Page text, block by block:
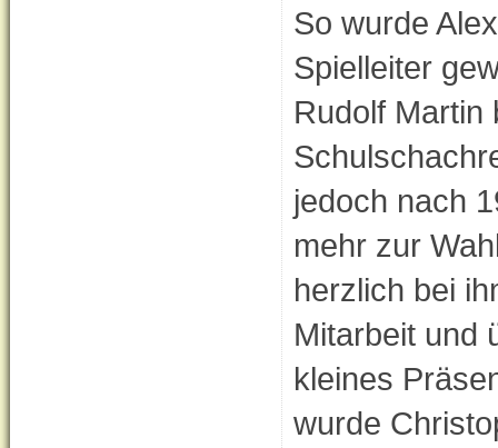
So wurde
Spielleiter
Rudolf Martin
jedoch nach
mehr zur
herzlich bei
Mitarbeit und
kleines
wurde